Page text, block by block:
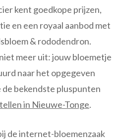
kent goedkope prijzen,
en een royaal aanbod met
& rododendron.
meer uit: jouw bloemetje
naar het opgegeven
bekendste pluspunten
in Nieuwe-Tonge.
de internet-bloemenzaak